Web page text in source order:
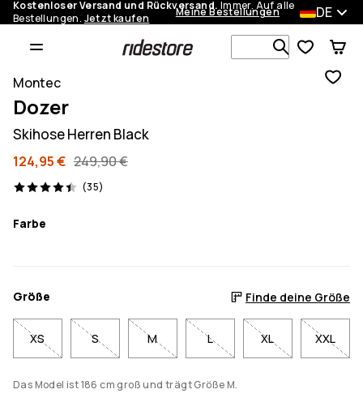
Kostenloser Versand und Rückversand. Immer. Auf alle
Bestellungen. Jetzt kaufen Meine Bestellungen DE
Montec
Dozer
Skihose Herren Black
124,95 € 249,90 €
(35)
35 Reviews, 4.4/5
Farbe
Größe Finde deine Größe
XS S M L XL XXL
Das Model ist 186 cm groß und trägt Größe M.